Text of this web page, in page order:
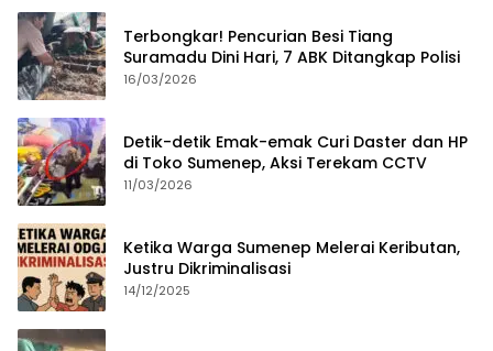
Terbongkar! Pencurian Besi Tiang
Suramadu Dini Hari, 7 ABK Ditangkap Polisi
16/03/2026
Detik-detik Emak-emak Curi Daster dan HP
di Toko Sumenep, Aksi Terekam CCTV
11/03/2026
Ketika Warga Sumenep Melerai Keributan,
Justru Dikriminalisasi
14/12/2025